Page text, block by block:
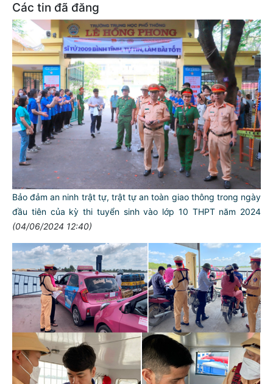
Các tin đã đăng
Bảo đảm an ninh trật tự, trật tự an toàn giao thông trong ngày
đầu tiên của kỳ thi tuyển sinh vào lớp 10 THPT năm 2024
(04/06/2024 12:40)